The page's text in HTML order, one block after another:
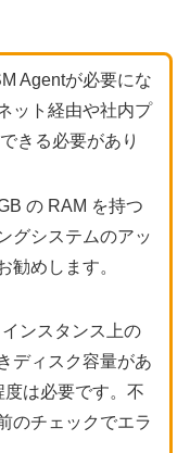
Agentが必要にな
ット経由や社内プ
きる必要があり
の RAM を持つ
グシステムのアッ
勧めします。
ンスタンス上の
ディスク容量があ
は必要です。不
のチェックでエラ